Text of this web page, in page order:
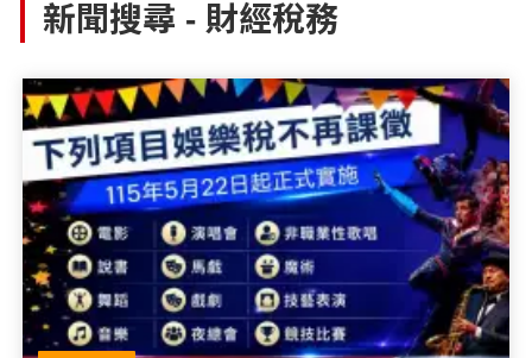
街坊大小事
交通警消
地方大小事
校園動態
原住民動態
軍事新聞
黨政新聞
總統大選
縣市長選舉
議員民代選舉
鄉鎮長村里長選舉
五合一選舉
溫馨關懷
公益行善
溫馨關懷
民俗薪傳
藝文展覽
專題講座
話說文史
水色流光映城東～名家齊聚展藝風
時尚你我他
休閒旅遊
時尚行業
美食料理
景點介紹
醫療養生
醫藥新訊
衞生保健
【博愛醫療公益服務隊】專欄
產業科技
科技新知
產業招商
我要爆料
網友爆料
活動專頁
新聞搜尋 - 財經稅務